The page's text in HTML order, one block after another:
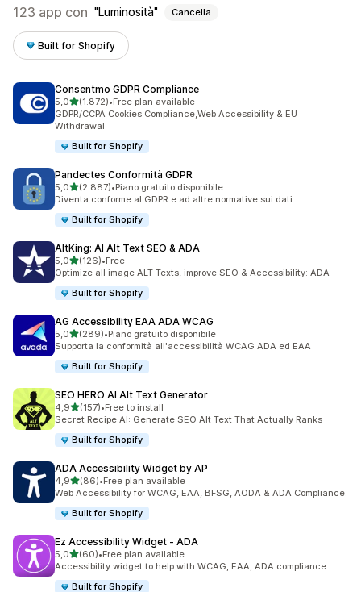
123 app con Luminosità Cancella
Built for Shopify
Consentmo GDPR Compliance
5,0stelle su 5
(1.872)
1872 recensioni totali
•Free plan available
GDPR/CCPA Cookies Compliance,Web Accessibility & EU
Withdrawal
Built for Shopify
Pandectes Conformità GDPR
5,0stelle su 5
(2.887)
2887 recensioni totali
•Piano gratuito disponibile
Diventa conforme al GDPR e ad altre normative sui dati
Built for Shopify
AltKing: AI Alt Text SEO & ADA
5,0stelle su 5
(126)
126 recensioni totali
•Free
Optimize all image ALT Texts, improve SEO & Accessibility: ADA
Built for Shopify
AG Accessibility EAA ADA WCAG
5,0stelle su 5
(289)
289 recensioni totali
•Piano gratuito disponibile
Supporta la conformità all'accessibilità WCAG ADA ed EAA
Built for Shopify
SEO HERO AI Alt Text Generator
4,9stelle su 5
(157)
157 recensioni totali
•Free to install
Secret Recipe AI: Generate SEO Alt Text That Actually Ranks
Built for Shopify
ADA Accessibility Widget by AP
4,9stelle su 5
(86)
86 recensioni totali
•Free plan available
Web Accessibility for WCAG, EAA, BFSG, AODA & ADA Compliance.
Built for Shopify
Ez Accessibility Widget ‑ ADA
5,0stelle su 5
(60)
60 recensioni totali
•Free plan available
Accessibility widget to help with WCAG, EAA, ADA compliance
Built for Shopify